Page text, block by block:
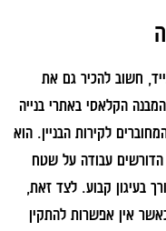
חשוב להכיר גם את
הקלאסי באתרי בנייה
לקירות הבניין. הוא
הדורשים עבודה על שטח
בעיגון קבוע. לצד זאת,
אין אפשרות להתקין